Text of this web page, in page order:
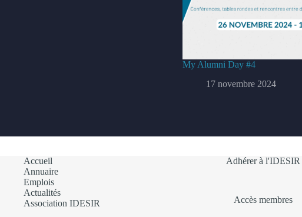
My Alumni Day #4
17 novembre 2024
Accueil
Annuaire
Emplois
Actualités
Association IDESIR
Adhérer à l'IDESIR
Accès membres